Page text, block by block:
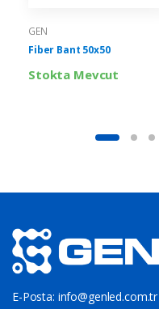
GEN
Fiber Bant 50x50
Stokta Mevcut
E-Posta: info@genled.com.tr